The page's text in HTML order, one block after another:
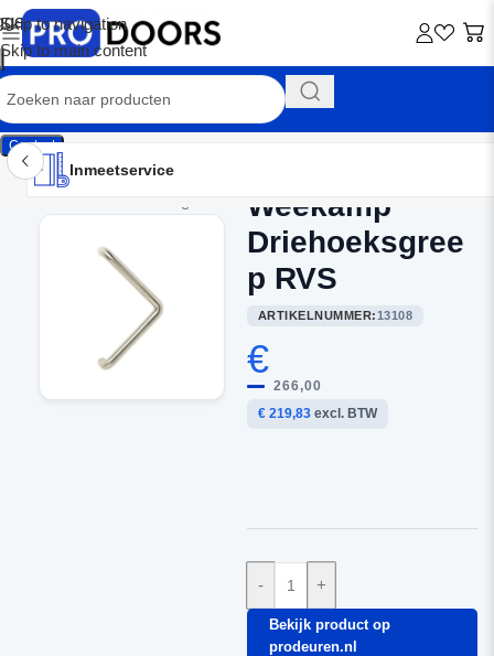
Skip to navigation
Skip to main content
Contact
Inmeetservice
Montageservice
Advies op maat
Showroom
Inmeetservice
Weekamp
Driehoeksgree
p RVS
ARTIKELNUMMER:13108
€
266,00
€ 219,83excl. BTW
- +
Bekijk product op
prodeuren.nl